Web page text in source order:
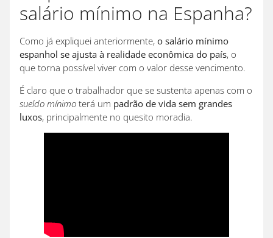
salário mínimo na Espanha?
Como já expliquei anteriormente, o salário mínimo
espanhol se ajusta à realidade econômica do país, o
que torna possível viver com o valor desse vencimento.
É claro que o trabalhador que se sustenta apenas com o
sueldo mínimo terá um padrão de vida sem grandes
luxos, principalmente no quesito moradia.